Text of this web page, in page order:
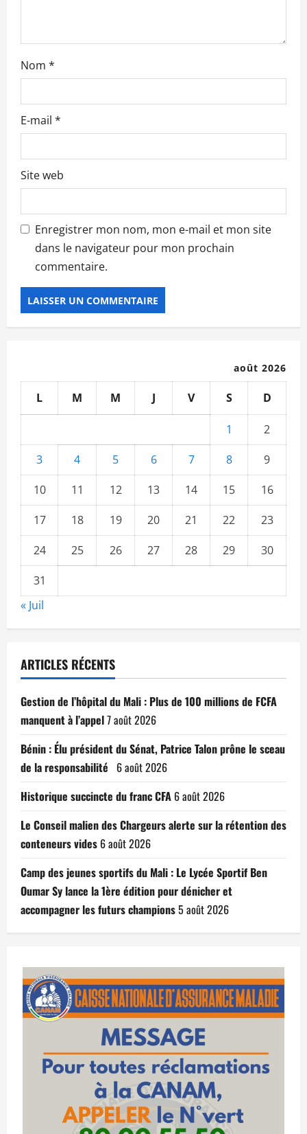
i
c
e
Nom *
E-mail *
Site web
Enregistrer mon nom, mon e-mail et mon site
dans le navigateur pour mon prochain
commentaire.
août 2026
L M M J V S D
1
2
3
4 5 6 7 8
9
10
11 12 13 14 15
16
17
18 19 20 21 22
23
24
25 26 27 28 29
30
31
« Juil
ARTICLES RÉCENTS
Gestion de l’hôpital du Mali : Plus de 100 millions de FCFA
manquent à l’appel7 août 2026
Bénin : Élu président du Sénat, Patrice Talon prône le sceau
de la responsabilité 6 août 2026
Historique succincte du franc CFA 6 août 2026
Le Conseil malien des Chargeurs alerte sur la rétention des
conteneurs vides 6 août 2026
Camp des jeunes sportifs du Mali : Le Lycée Sportif Ben
Oumar Sy lance la 1ère édition pour dénicher et
accompagner les futurs champions5 août 2026